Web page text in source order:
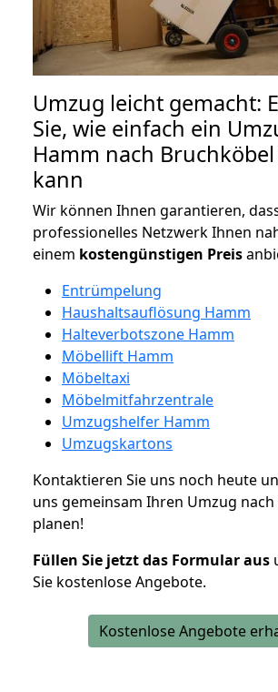
Umzug leicht gemacht:
Sie, wie einfach ein
Hamm nach Bruchköbel
kann
Wir können Ihnen garantieren,
professionelles Netzwerk Ihnen
einem kostengünstigen Preis
Entrümpelung
Haushaltsauflösung Hamm
Halteverbotszone Hamm
Möbellift Hamm
Möbeltaxi
Möbelmitfahrzentrale
Umzugshelfer Hamm
Umzugskartons
Kontaktieren Sie uns noch heute
uns gemeinsam Ihren Umzug
planen!
Füllen Sie jetzt das Formular aus
Sie kostenlose Angebote.
Kostenlose Angebote